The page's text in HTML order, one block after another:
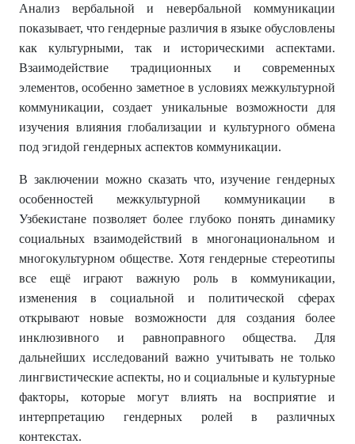
Анализ вербальной и невербальной коммуникации
показывает, что гендерные различия в языке обусловлены
как культурными, так и историческими аспектами.
Взаимодействие традиционных и современных
элементов, особенно заметное в условиях межкультурной
коммуникации, создает уникальные возможности для
изучения влияния глобализации и культурного обмена
под эгидой гендерных аспектов коммуникации.
В заключении можно сказать что, изучение гендерных
особенностей межкультурной коммуникации в
Узбекистане позволяет более глубоко понять динамику
социальных взаимодействий в многонациональном и
многокультурном обществе. Хотя гендерные стереотипы
все ещё играют важную роль в коммуникации,
изменения в социальной и политической сферах
открывают новые возможности для создания более
инклюзивного и равноправного общества. Для
дальнейших исследований важно учитывать не только
лингвистические аспекты, но и социальные и культурные
факторы, которые могут влиять на восприятие и
интерпретацию гендерных ролей в различных
контекстах.